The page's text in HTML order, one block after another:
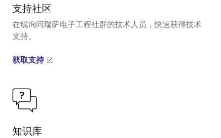
支持社区
在线询问瑞萨电子工程社群的技术人员，快速获得技术
支持。
获取支持
知识库